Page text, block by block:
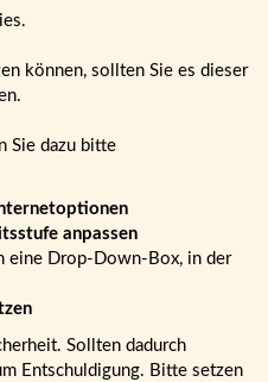
können, sollten Sie es dieser
Sie dazu bitte
anpassen
eine Drop-Down-Box, in der
Sollten dadurch
Entschuldigung. Bitte setzen